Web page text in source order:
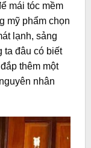
mái tóc mềm
mỹ phẩm chọn
lạnh, sảng
ta đâu có biết
thêm một
nhân